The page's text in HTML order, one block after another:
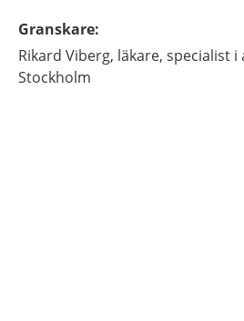
Granskare:
Rikard Viberg, läkare, specialist
Stockholm